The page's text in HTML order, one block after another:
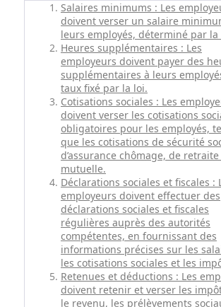
Salaires minimums : Les
doivent verser un salaire
leurs employés, déterminé par la
Heures supplémentaires : Les
employeurs doivent payer des
supplémentaires à leurs
taux fixé par la loi.
Cotisations sociales : Les
doivent verser les cotisations
obligatoires pour les employés,
que les cotisations de sécurité
d’assurance chômage, de
mutuelle.
Déclarations sociales et fiscales :
employeurs doivent effectuer des
déclarations sociales et fiscales
régulières auprès des autorités
compétentes, en fournissant des
informations précises sur les
les cotisations sociales et les
Retenues et déductions : Les
doivent retenir et verser les
le revenu, les prélèvements